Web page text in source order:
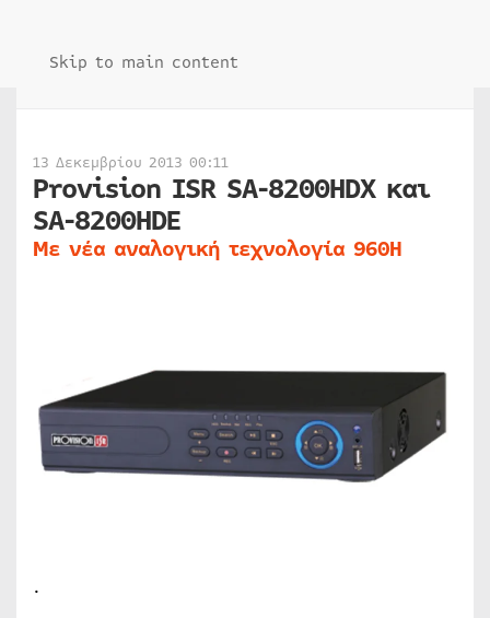
Skip to main content
13 Δεκεμβρίου 2013 00:11
Provision ISR SA-8200HDX και
SA-8200HDE
Με νέα αναλογική τεχνολογία 960Η
.